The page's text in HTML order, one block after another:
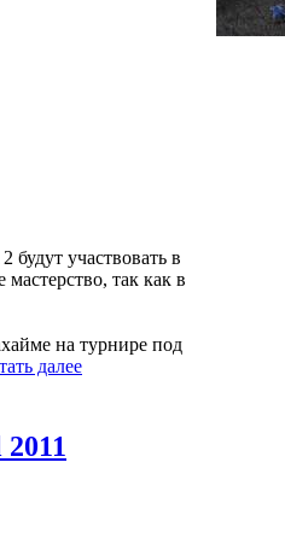
будут участвовать в
так как в
на турнире под
далее